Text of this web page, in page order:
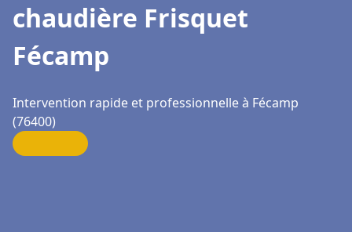
chaudière Frisquet
Fécamp
Intervention rapide et professionnelle à Fécamp
(76400)